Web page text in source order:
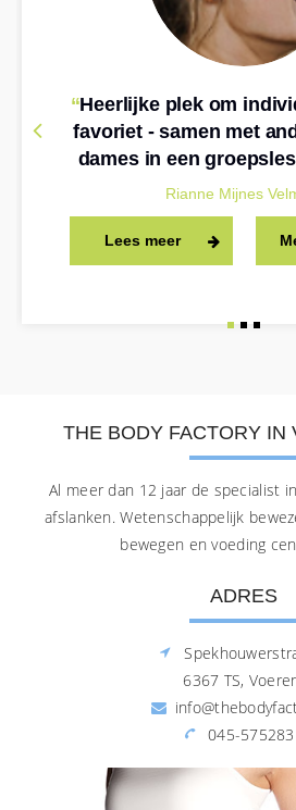
“Heerlijke plek om
favoriet - samen met
dames in een
Rianne Mijnes
Lees meer
THE BODY FACTORY IN
Al meer dan 12 jaar de specialist
afslanken. Wetenschappelijk
bewegen en voeding
ADRES
6367 TS,
045-